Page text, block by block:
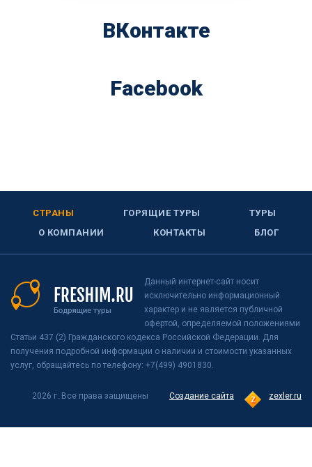
ВКонтакте
Facebook
СТРАНЫ ГОРЯЩИЕ ТУРЫ
ТУРЫ
О КОМПАНИИ
КОНТАКТЫ БЛОГ
Данный интернет-сайт носит
исключительно информационный
характер и не является публичной
офертой, определяемой положениями
Статьи 437 (2) Гражданского кодекса Российской Федерации. Для
получения подробной информации о наличии и стоимости указанных
услуг, обращайтесь по телефону: +7(499) 4901830.
Создание сайта zexler.ru
2026 г. Все права защищены